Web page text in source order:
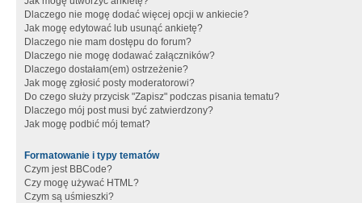
Dlaczego nie mogę dodać więcej opcji w ankiecie?
Jak mogę edytować lub usunąć ankietę?
Dlaczego nie mam dostępu do forum?
Dlaczego nie mogę dodawać załączników?
Dlaczego dostałam(em) ostrzeżenie?
Jak mogę zgłosić posty moderatorowi?
Do czego służy przycisk "Zapisz" podczas pisania tematu?
Dlaczego mój post musi być zatwierdzony?
Jak mogę podbić mój temat?
Formatowanie i typy tematów
Czym jest BBCode?
Czy mogę używać HTML?
Czym są uśmieszki?